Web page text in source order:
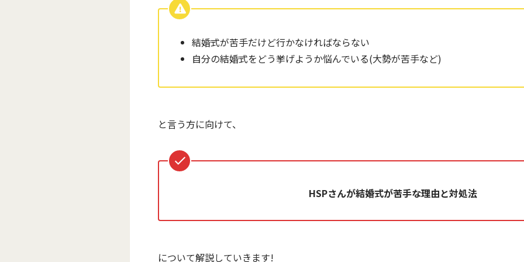
結婚式が苦手だけど行かなければならない
自分の結婚式をどう挙げようか悩んでいる(大勢が苦手など)
と言う方に向けて、
HSPさんが結婚式が苦手な理由と対処法
について解説していきます!